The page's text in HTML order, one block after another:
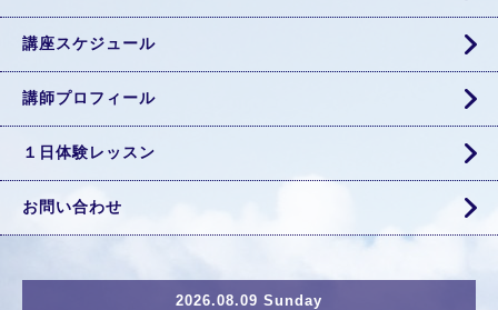
講座スケジュール
講師プロフィール
１日体験レッスン
お問い合わせ
2026.08.09 Sunday